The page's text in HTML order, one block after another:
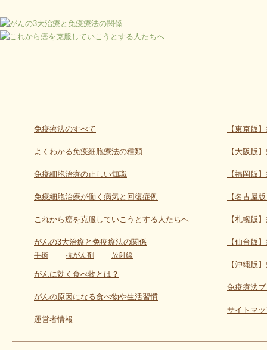
免疫療法のすべて
よくわかる免疫細胞療法の種類
免疫細胞治療の正しい知識
免疫細胞治療が働く病気と回復症例
これから癌を克服していこうとする人たちへ
がんの3大治療と免疫療法の関係
手術 ｜ 抗がん剤 ｜ 放射線
がんに効く食べ物とは？
がんの原因になる食べ物や生活習慣
運営者情報
【東京版
【大阪版
【福岡版
【名古屋
【札幌版
【仙台版
【沖縄版
免疫療法
サイトマ